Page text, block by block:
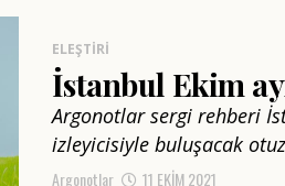
ELEŞTIRI
İstanbul Ekim
Argonotlar sergi rehberi
izleyicisiyle buluşacak
Argonotlar 11 EKIM 2021